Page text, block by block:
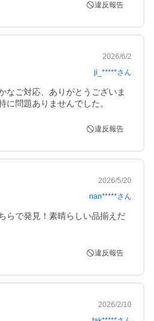
違反報告
2026/6/2
ji_*****さん
なご対応、ありがとうございま
に問題ありませんでした。
違反報告
2026/5/20
nan*****さん
らで発見！素晴らしい品揃えだ
違反報告
2026/2/10